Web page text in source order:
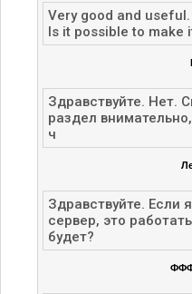
Very good and useful.
Is it possible to make
Здравствуйте. Нет.
раздел
ч
Здравствуйте. Если
сервер, это
будет?